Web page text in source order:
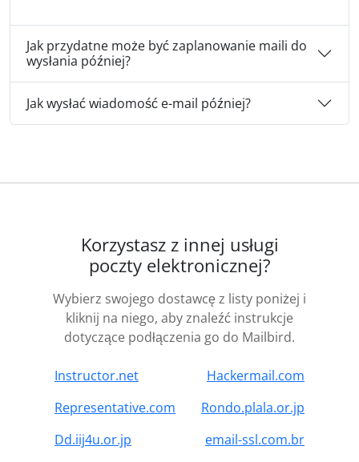
Jak przydatne może być zaplanowanie maili do
wysłania później?
Jak wysłać wiadomość e-mail później?
Korzystasz z innej usługi
poczty elektronicznej?
Wybierz swojego dostawcę z listy poniżej i
kliknij na niego, aby znaleźć instrukcje
dotyczące podłączenia go do Mailbird.
Instructor.net
Hackermail.com
Representative.com
Rondo.plala.or.jp
Dd.iij4u.or.jp
email-ssl.com.br